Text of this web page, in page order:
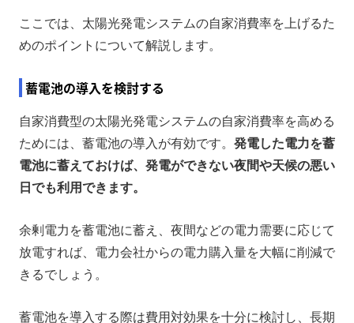
ここでは、太陽光発電システムの自家消費率を上げるた
めのポイントについて解説します。
蓄電池の導入を検討する
自家消費型の太陽光発電システムの自家消費率を高める
ためには、蓄電池の導入が有効です。 発電した電力を蓄
電池に蓄えておけば、発電ができない夜間や天候の悪い
日でも利用できます。
余剰電力を蓄電池に蓄え、夜間などの電力需要に応じて
放電すれば、電力会社からの電力購入量を大幅に削減で
きるでしょう。
蓄電池を導入する際は費用対効果を十分に検討し、長期